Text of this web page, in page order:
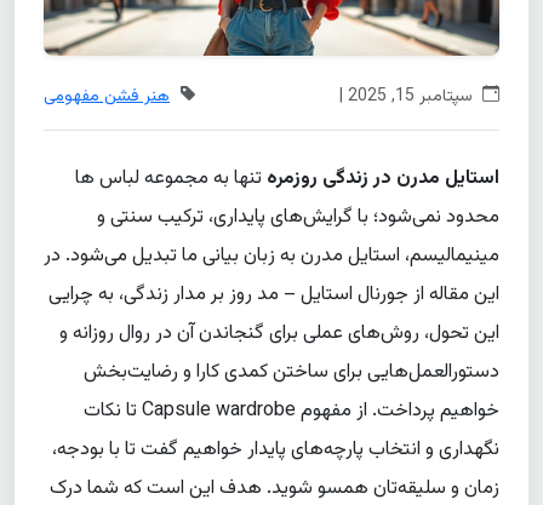
سپتامبر 15, 2025 | هنر فشن مفهومی
استایل مدرن در زندگی روزمرهتنها به مجموعه لباس ها
محدود نمی‌شود؛ با گرایش‌های پایداری، ترکیب سنتی و
مینیمالیسم، استایل مدرن به زبان بیانی ما تبدیل می‌شود. در
این مقاله از جورنال استایل – مد روز بر مدار زندگی، به چرایی
این تحول، روش‌های عملی برای گنجاندن آن در روال روزانه و
دستورالعمل‌هایی برای ساختن کمدی کارا و رضایت‌بخش
خواهیم پرداخت. از مفهوم Capsule wardrobe تا نکات
نگهداری و انتخاب پارچه‌های پایدار خواهیم گفت تا با بودجه،
زمان و سلیقه‌تان همسو شوید. هدف این است که شما درک